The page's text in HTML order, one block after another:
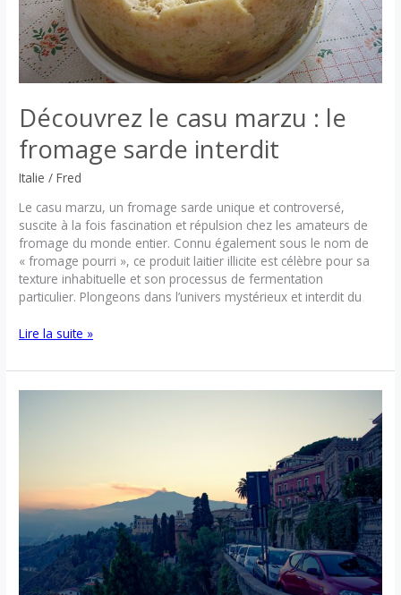
Découvrez le casu marzu : le
fromage sarde interdit
Italie /Fred
Le casu marzu, un fromage sarde unique et controversé,
suscite à la fois fascination et répulsion chez les amateurs de
fromage du monde entier. Connu également sous le nom de
« fromage pourri », ce produit laitier illicite est célèbre pour sa
texture inhabituelle et son processus de fermentation
particulier. Plongeons dans l’univers mystérieux et interdit du
Découvrez
casu
Lire la suite »